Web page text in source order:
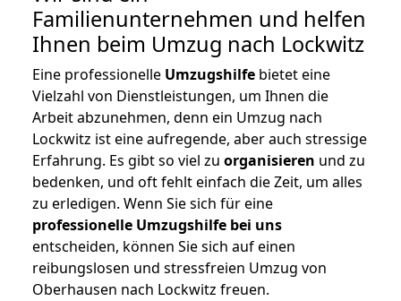
Familienunternehmen und helfen
Ihnen beim Umzug nach Lockwitz
Eine professionelle Umzugshilfe bietet eine
Vielzahl von Dienstleistungen, um Ihnen die
Arbeit abzunehmen, denn ein Umzug nach
Lockwitz ist eine aufregende, aber auch stressige
Erfahrung. Es gibt so viel zu organisieren und zu
bedenken, und oft fehlt einfach die Zeit, um alles
zu erledigen. Wenn Sie sich für eine
professionelle Umzugshilfe bei uns
entscheiden, können Sie sich auf einen
reibungslosen und stressfreien Umzug von
Oberhausen nach Lockwitz freuen.